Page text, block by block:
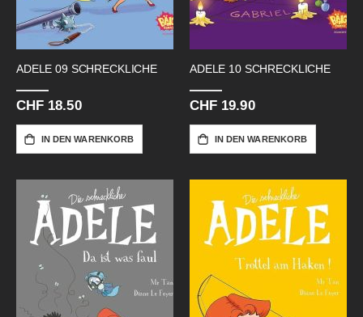
ADELE 09 SCHRECKLICHE
CHF 18.50
IN DEN WARENKORB
ADELE 10 SCHRECKLICHE
CHF 19.90
IN DEN WARENKORB